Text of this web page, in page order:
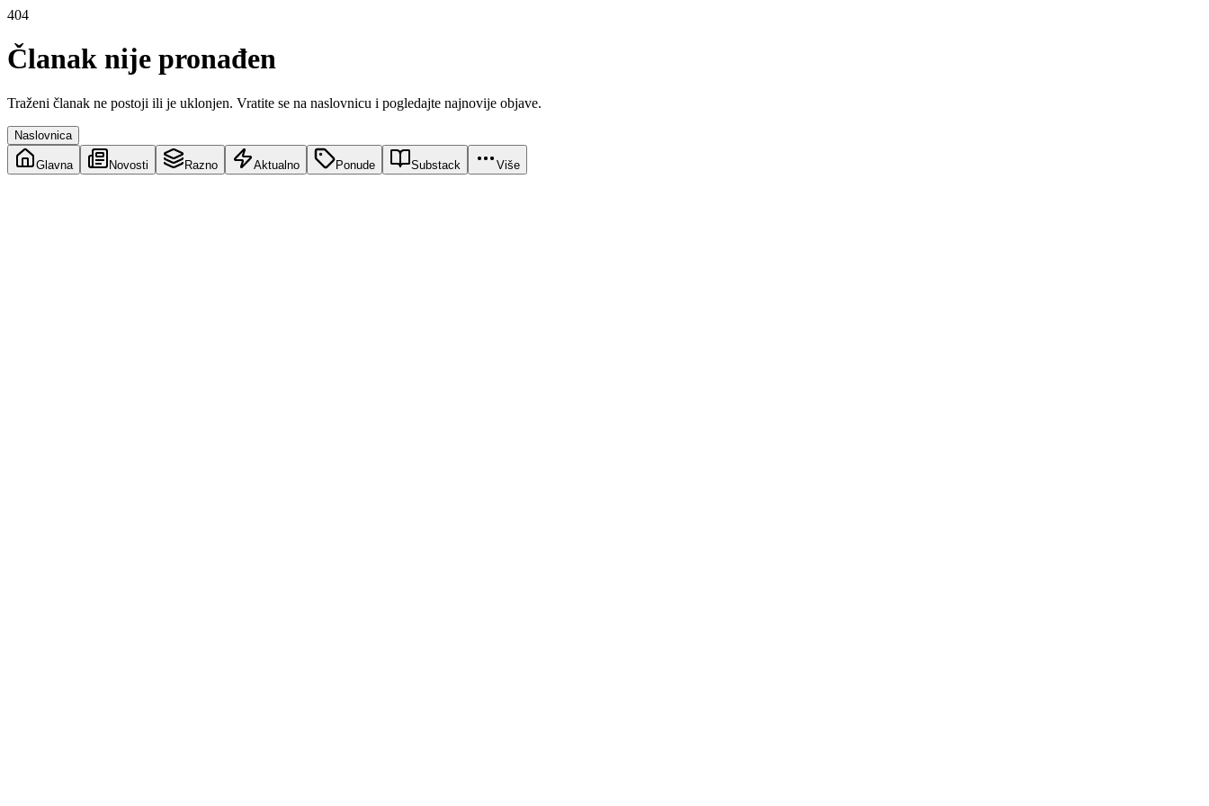
404
Članak nije pronađen
Traženi članak ne postoji ili je uklonjen. Vratite se na naslovnicu i pogledajte najnovije objave.
Naslovnica
Glavna Novosti Razno Aktualno Ponude Substack Više